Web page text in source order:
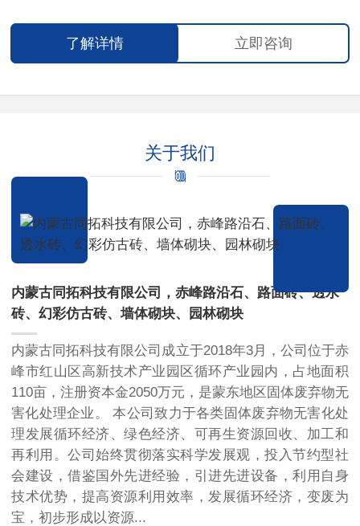
了解详情 立即咨询
关于我们
内蒙古同拓科技有限公司，赤峰路沿石、路面砖、透水
砖、幻彩仿古砖、墙体砌块、园林砌块
内蒙古同拓科技有限公司成立于2018年3月，公司位于赤
峰市红山区高新技术产业园区循环产业园内，占地面积
110亩，注册资本金2050万元，是蒙东地区固体废弃物无
害化处理企业。 本公司致力于各类固体废弃物无害化处
理发展循环经济、绿色经济、可再生资源回收、加工和
再利用。公司始终贯彻落实科学发展观，投入节约型社
会建设，借鉴国外先进经验，引进先进设备，利用自身
技术优势，提高资源利用效率，发展循环经济，变废为
宝，初步形成以资源...